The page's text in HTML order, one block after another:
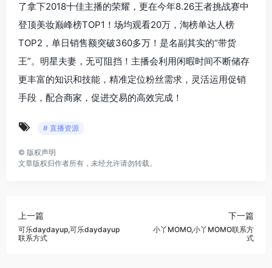
了拿下2018十佳主播的荣耀，更在今年8.26王者挑战赛中
登顶美妆巅峰榜TOP1！场均观看20万，淘榜单达人榜
TOP2，单日销售额突破360多万！是名副其实的“带货
王”。明星夫妻，无可阻挡！主播会利用闲暇时间不断储存
更丰富的知识和技能，精准定位粉丝需求，灵活运用促销
手段，配合商家，促进交易的高效完成！
# 直播资源
© 版权声明
文章版权归作者所有，未经允许请勿转载。
上一篇
可乐daydayup,可乐daydayup
联系方式
下一篇
小丫MOMO,小丫MOMO联系方
式